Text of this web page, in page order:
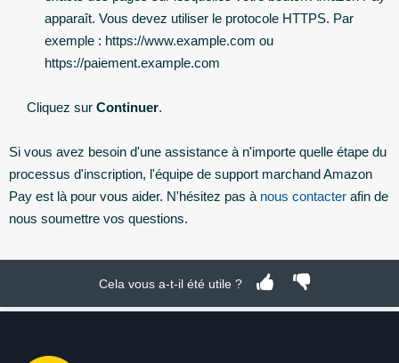
apparaît. Vous devez utiliser le protocole HTTPS. Par
exemple : https://www.example.com ou
https://paiement.example.com
Cliquez sur Continuer.
Si vous avez besoin d'une assistance à n'importe quelle étape du
processus d'inscription, l'équipe de support marchand Amazon
Pay est là pour vous aider. N'hésitez pas à nous contacter afin de
nous soumettre vos questions.
Cela vous a-t-il été utile ?